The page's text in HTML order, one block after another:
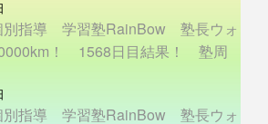
指導 学習塾RainBow 塾長ウォ
！ 1568日目結果！ 塾周
指導 学習塾RainBow 塾長ウォ